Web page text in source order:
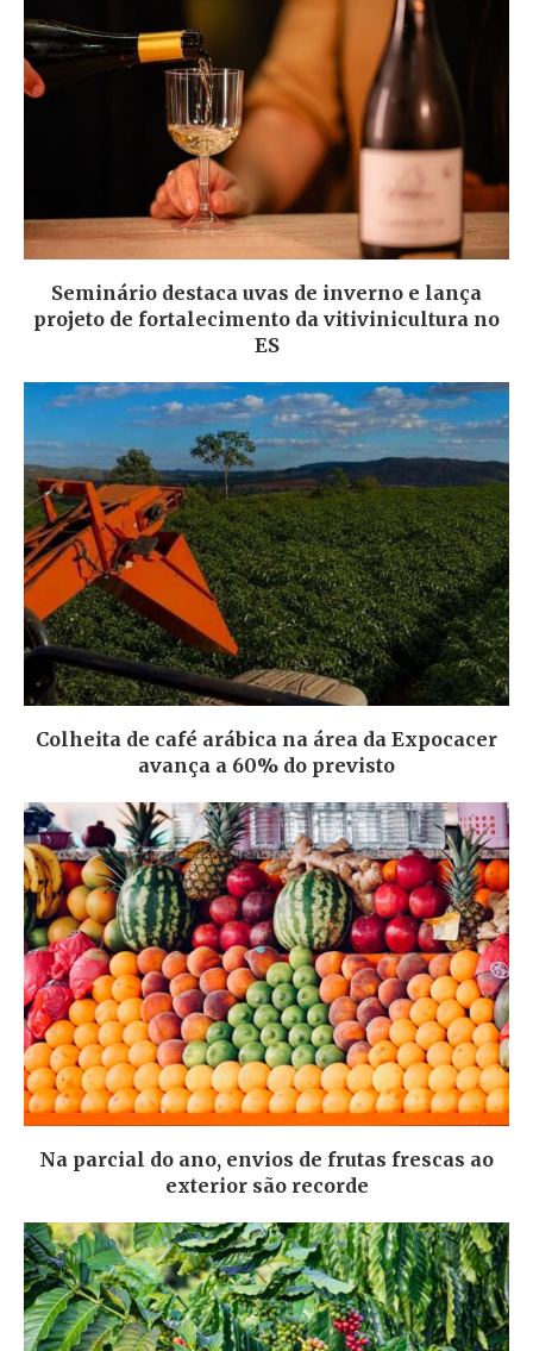
Seminário destaca uvas de inverno e lança
projeto de fortalecimento da vitivinicultura no
ES
Colheita de café arábica na área da Expocacer
avança a 60% do previsto
Na parcial do ano, envios de frutas frescas ao
exterior são recorde